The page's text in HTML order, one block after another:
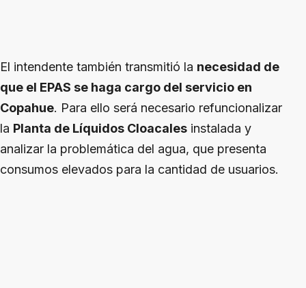
El intendente también transmitió la necesidad de
que el EPAS se haga cargo del servicio en
Copahue. Para ello será necesario refuncionalizar
la Planta de Líquidos Cloacales instalada y
analizar la problemática del agua, que presenta
consumos elevados para la cantidad de usuarios.